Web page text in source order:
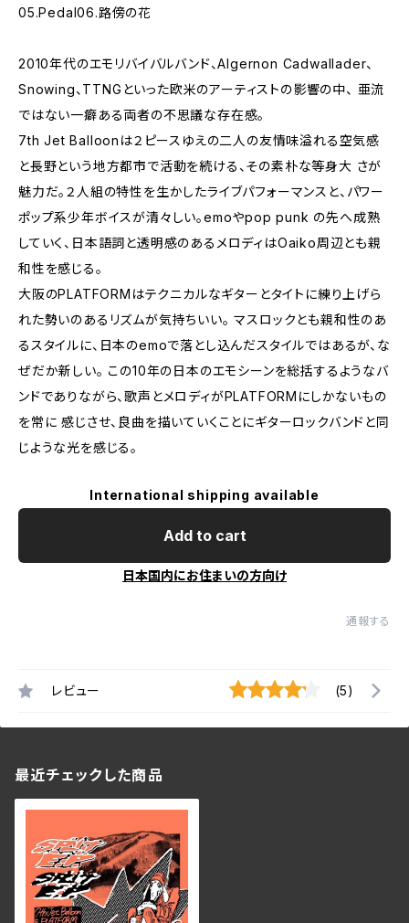
05.Pedal06.路傍の花
2010年代のエモリバイバルバンド、Algernon Cadwallader、
Snowing、TTNGといった欧米のアーティストの影響の中、 亜流
ではない一癖ある両者の不思議な存在感。
7th Jet Balloonは２ピースゆえの二人の友情味溢れる空気感
と長野という地方都市で活動を続ける、その素朴な等身大 さが
魅力だ。２人組の特性を生かしたライブパフォーマンスと、パワー
ポップ系少年ボイスが清々しい。emoやpop punk の先へ成熟
していく、日本語詞と透明感のあるメロディはOaiko周辺とも親
和性を感じる。
大阪のPLATFORMはテクニカルなギターとタイトに練り上げら
れた勢いのあるリズムが気持ちいい。 マスロックとも親和性のあ
るスタイルに、日本のemoで落とし込んだスタイルではあるが、な
ぜだか新しい。 この10年の日本のエモシーンを総括するようなバ
ンドでありながら、歌声とメロディがPLATFORMにしかないもの
を常に 感じさせ、良曲を描いていくことにギターロックバンドと同
じような光を感じる。
International shipping available
Add to cart
日本国内にお住まいの方向け
通報する
レビュー (5)
最近チェックした商品